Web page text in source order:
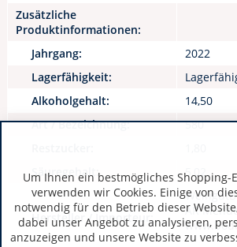
Zusätzliche
Produktinformationen:
Jahrgang:
2022
Lagerfähigkeit:
Alkoholgehalt:
14,50
Art / Bezeichnung:
580
Säuregehalt:
5,02
Hersteller / Importeur:
AR
Um Ihnen ein bestmögliches Shopping-
verwenden wir Cookies. Einige von
notwendig für den Betrieb dieser
dabei unser Angebot zu analysieren,
anzuzeigen und unsere Website zu